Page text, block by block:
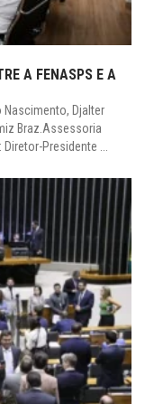
A FENASPS E A
Nascimento, Djalter
Braz.Assessoria
Presidente ...